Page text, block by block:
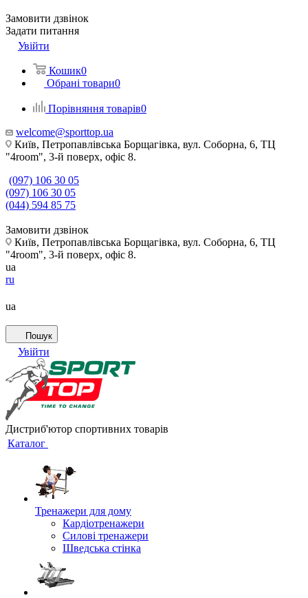
Замовити дзвінок
Задати питання
Увійти
Кошик0
Обрані товари0
Порівняння товарів0
welcome@sporttop.ua
Київ, Петропавлівська Борщагівка, вул. Соборна, 6, ТЦ
"4room", 3-й поверх, офіс 8.
(097) 106 30 05
(097) 106 30 05
(044) 594 85 75
Замовити дзвінок
Київ, Петропавлівська Борщагівка, вул. Соборна, 6, ТЦ
"4room", 3-й поверх, офіс 8.
ua
ru
ua
Пошук
Увійти
Дистриб'ютор спортивних товарів
Каталог
Тренажери для дому
Кардіотренажери
Силові тренажери
Шведська стінка